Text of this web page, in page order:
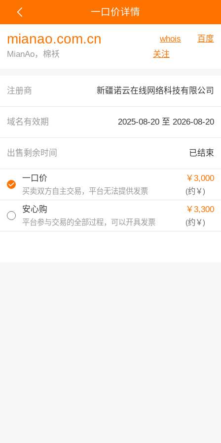
一口价详情
mianao.com.cn
MianAo，棉袄
whois
百度
关注
注册商 新疆诺云在线网络科技有限公司
域名有效期 2025-08-20 至 2026-08-20
出售剩余时间 已结束
一口价
买卖双方自主交易，平台无法提供发票
￥3,000
(约￥)
安心购
平台参与交易的全部过程，可以开具发票
￥3,300
(约￥)